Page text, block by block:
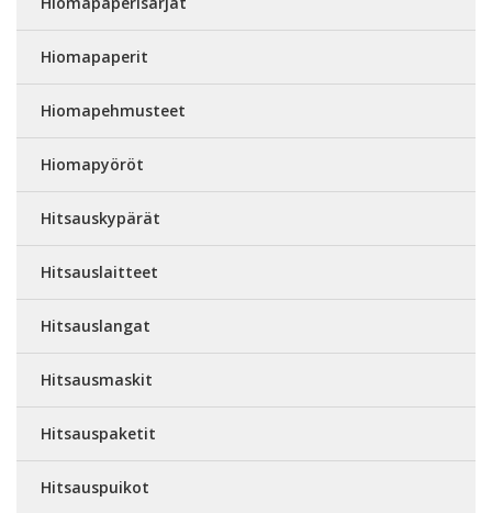
Hiomapaperit
Hiomapehmusteet
Hiomapyöröt
Hitsauskypärät
Hitsauslaitteet
Hitsauslangat
Hitsausmaskit
Hitsauspaketit
Hitsauspuikot